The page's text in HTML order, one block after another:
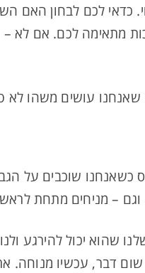
כדאי לכם לבחון האם
מתאימה לכם. אם
עושים משהו לא
כשאנחנו שוכבים על
וגם – מניחים מתחת
שהוא יכול להירגע
שום דבר, עכשיו